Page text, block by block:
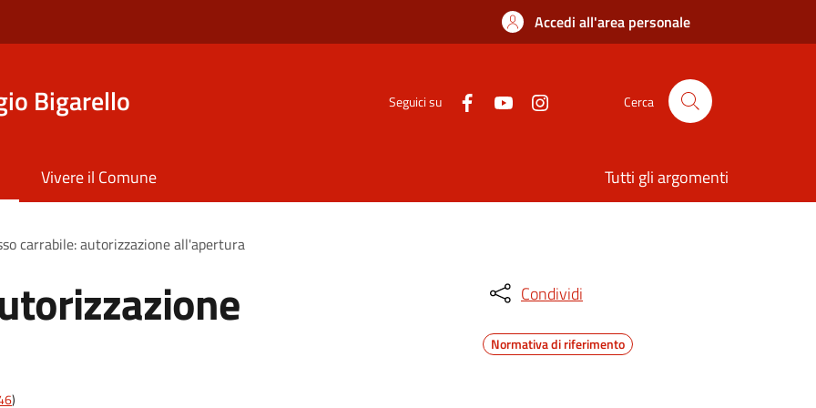
Accedi all'area personale
Bigarello Seguici su Cerca
Vivere il Comune Tutti gli argomenti
carrabile: autorizzazione all'apertura
)
Condividi
Normativa di riferimento